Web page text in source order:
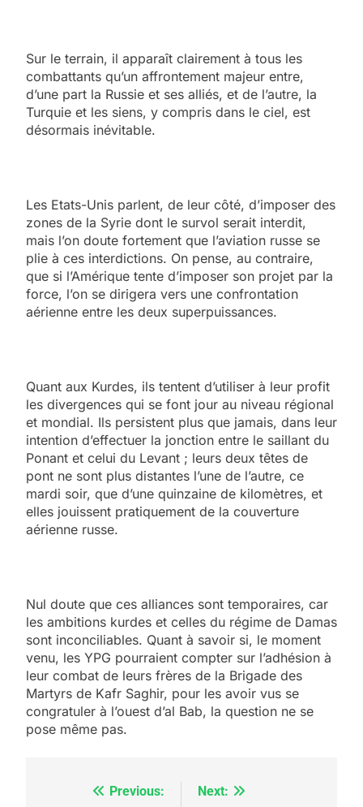
Sur le terrain, il apparaît clairement à tous les
combattants qu’un affrontement majeur entre,
d’une part la Russie et ses alliés, et de l’autre, la
Turquie et les siens, y compris dans le ciel, est
désormais inévitable.
Les Etats-Unis parlent, de leur côté, d’imposer des
zones de la Syrie dont le survol serait interdit,
mais l’on doute fortement que l’aviation russe se
plie à ces interdictions. On pense, au contraire,
que si l’Amérique tente d’imposer son projet par la
force, l’on se dirigera vers une confrontation
aérienne entre les deux superpuissances.
Quant aux Kurdes, ils tentent d’utiliser à leur profit
les divergences qui se font jour au niveau régional
et mondial. Ils persistent plus que jamais, dans leur
intention d’effectuer la jonction entre le saillant du
Ponant et celui du Levant ; leurs deux têtes de
pont ne sont plus distantes l’une de l’autre, ce
mardi soir, que d’une quinzaine de kilomètres, et
elles jouissent pratiquement de la couverture
aérienne russe.
Nul doute que ces alliances sont temporaires, car
les ambitions kurdes et celles du régime de Damas
sont inconciliables. Quant à savoir si, le moment
venu, les YPG pourraient compter sur l’adhésion à
leur combat de leurs frères de la Brigade des
Martyrs de Kafr Saghir, pour les avoir vus se
congratuler à l’ouest d’al Bab, la question ne se
pose même pas.
NavigationPrevious: Next: